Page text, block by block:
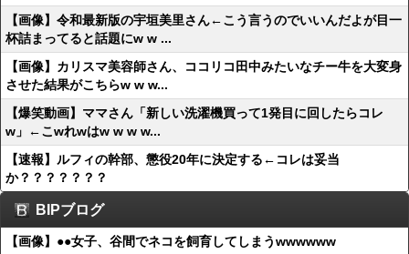
【画像】令和最新版の宇垣美里さん←こう言うのでいいんだよが目一
杯詰まってると話題にw w ...
【画像】カリスマ美容師さん、ココリコ田中みたいなチー牛を大変身
させた結果がこちらw w w...
【爆笑動画】ママさん「新しい洗濯機買って1発目に回したらコレ
w」←こwれwはw w w w...
【速報】ルフィの幹部、懲役20年に決定する←コレは妥当
か？？？？？？？
BIPブログ
【画像】●●女子、谷間でネコを飼育してしまうwwwwww